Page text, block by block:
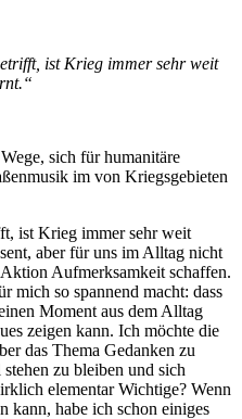
ist Krieg immer sehr weit
sich für humanitäre
im von Kriegsgebieten
ist Krieg immer sehr weit
aber für uns im Alltag nicht
Aufmerksamkeit schaffen.
mich so spannend macht: dass
Moment aus dem Alltag
zeigen kann. Ich möchte die
das Thema Gedanken zu
zu bleiben und sich
elementar Wichtige? Wenn
kann, habe ich schon einiges